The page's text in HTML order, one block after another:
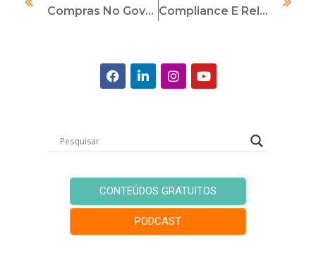
Compras No Governo Federal: Um Novo Modelo De Negócio. Compliance E Relações Institucionais E Governamentais: Uma Parceria Necessária
CONTEÚDOS GRATUITOS
PODCAST